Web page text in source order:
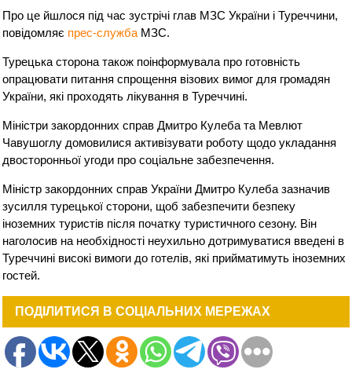
Про це йшлося під час зустрічі глав МЗС України і Туреччини,
повідомляє прес-служба МЗС.
Турецька сторона також поінформувала про готовність
опрацювати питання спрощення візових вимог для громадян
України, які проходять лікування в Туреччині.
Міністри закордонних справ Дмитро Кулеба та Мевлют
Чавушоглу домовилися активізувати роботу щодо укладання
двосторонньої угоди про соціальне забезпечення.
Міністр закордонних справ України Дмитро Кулеба зазначив
зусилля турецької сторони, щоб забезпечити безпеку
іноземних туристів після початку туристичного сезону. Він
наголосив на необхідності неухильно дотримуватися введені в
Туреччині високі вимоги до готелів, які прийматимуть іноземних
гостей.
ПОДІЛИТИСЯ В СОЦІАЛЬНИХ МЕРЕЖАХ